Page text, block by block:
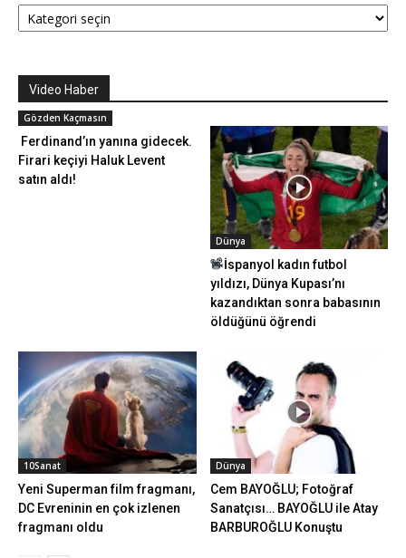
Video Haber
Gözden Kaçmasın
Ferdinand’ın yanına gidecek.
Firari keçiyi Haluk Levent
satın aldı!
Dünya
İspanyol kadın futbol
yıldızı, Dünya Kupası’nı
kazandıktan sonra babasının
öldüğünü öğrendi
10Sanat
Yeni Superman film fragmanı,
DC Evreninin en çok izlenen
fragmanı oldu
Dünya
Cem BAYOĞLU; Fotoğraf
Sanatçısı… BAYOĞLU ile Atay
BARBUROĞLU Konuştu